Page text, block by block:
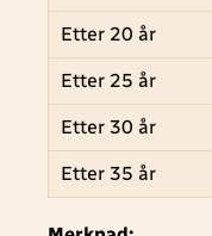
Etter 20 år
Etter 25 år
Etter 30 år
Etter 35 år